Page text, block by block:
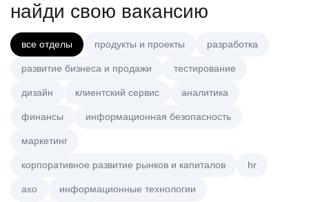
найди свою вакансию
все отделы продукты и проекты разработка
развитие бизнеса и продажи тестирование
дизайн клиентский сервис аналитика
финансы информационная безопасность
маркетинг
корпоративное развитие рынков и капиталов hr
axo информационные технологии